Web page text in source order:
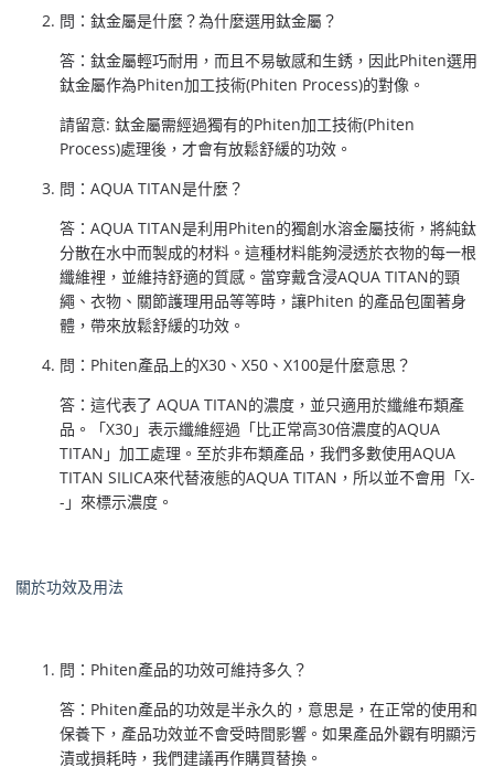
問：鈦金屬是什麼？為什麼選用鈦金屬？
答：鈦金屬輕巧耐用，而且不易敏感和生銹，因此Phiten選用
鈦金屬作為Phiten加工技術(Phiten Process)的對像。
請留意: 鈦金屬需經過獨有的Phiten加工技術(Phiten
Process)處理後，才會有放鬆舒緩的功效。
問：AQUA TITAN是什麼？
答：AQUA TITAN是利用Phiten的獨創水溶金屬技術，將純鈦
分散在水中而製成的材料。這種材料能夠浸透於衣物的每一根
纖維裡，並維持舒適的質感。當穿戴含浸AQUA TITAN的頸
繩、衣物、關節護理用品等等時，讓Phiten 的產品包圍著身
體，帶來放鬆舒緩的功效。
問：Phiten產品上的X30、X50、X100是什麼意思？
答：這代表了 AQUA TITAN的濃度，並只適用於纖維布類產
品。「X30」表示纖維經過「比正常高30倍濃度的AQUA
TITAN」加工處理。至於非布類產品，我們多數使用AQUA
TITAN SILICA來代替液態的AQUA TITAN，所以並不會用「X-
-」來標示濃度。
關於功效及用法
問：Phiten產品的功效可維持多久？
答：Phiten產品的功效是半永久的，意思是，在正常的使用和
保養下，產品功效並不會受時間影響。如果產品外觀有明顯污
漬或損耗時，我們建議再作購買替換。